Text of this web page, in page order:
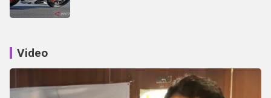
Video